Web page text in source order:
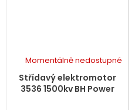
Střídavý elektromotor
3536 1500kv BH Power
Momentálně nedostupné